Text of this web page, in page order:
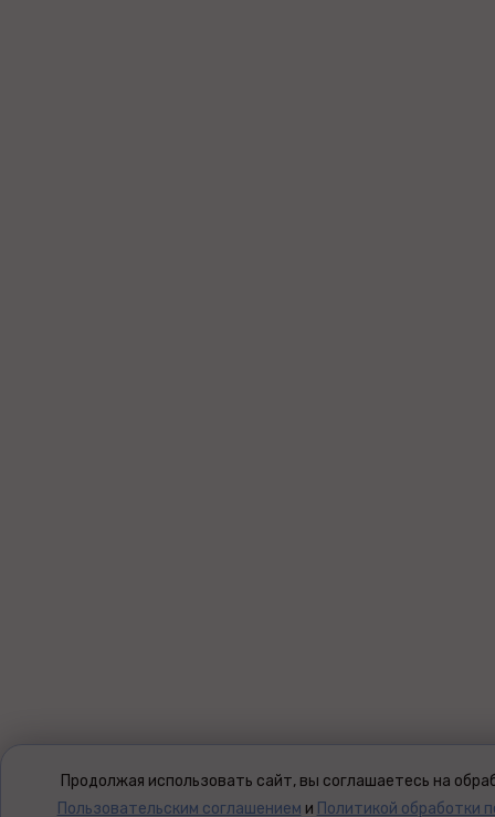
Продолжая использовать сайт, вы соглашаетесь на
Пользовательским соглашением и Политикой обработки